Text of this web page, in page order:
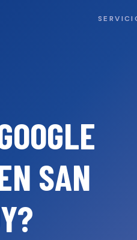
SAN
?